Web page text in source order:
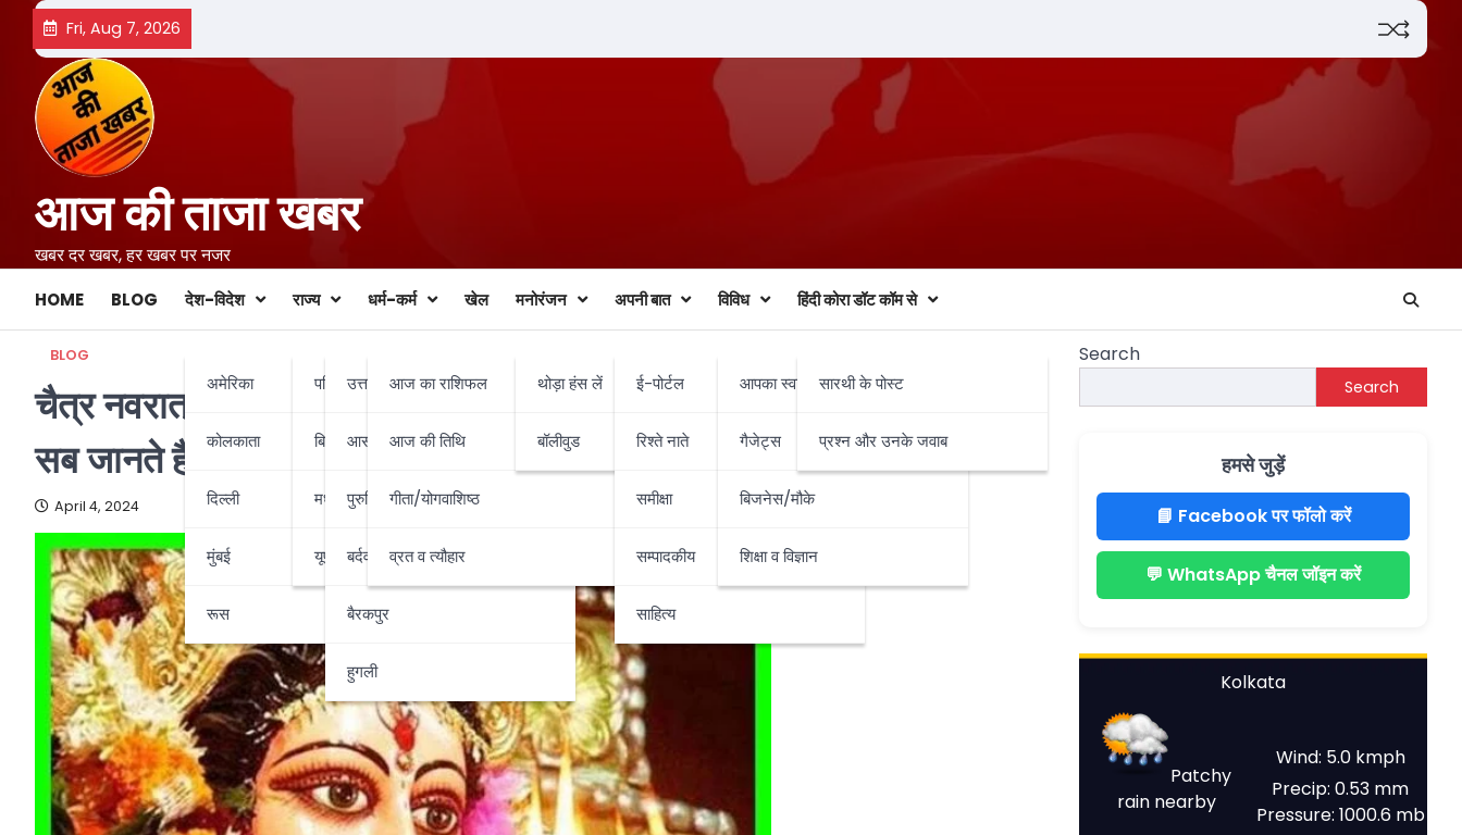
Skip
content
Fri, Aug 7, 2026
आज की ताजा खबर
खबर दर खबर, हर खबर पर नजर
HOME BLOG देश-विदेश
अमेरिका
कोलकाता
दिल्ली
मुंबई
रूस
राज्य
पश्चिम बंगालउत्तर बंगाल
आसनसोल
पुरुलिया
बर्दवान
बैरकपुर
हुगली
बिहार-झारखण्ड
मध्यप्रदेश-छत्तीसगढ़
यूपी-उत्तराखण्ड
धर्म-कर्म
आज का राशिफल
आज की तिथि
गीता/योगवाशिष्ठ
व्रत व त्यौहार
खेल मनोरंजन
थोड़ा हंस लें
बॉलीवुड
अपनी बात
ई-पोर्टल
रिश्ते नाते
समीक्षा
सम्पादकीय
साहित्य
विविध
आपका स्वास्थ्य व चिकित्सा
गैजेट्स
बिजनेस/मौके
शिक्षा व विज्ञान
हिंदी कोरा डॉट कॉम से
सारथी के पोस्ट
प्रश्न और उनके जवाब
BLOG
चैत्र नवरात्र की तैयारी कर ली आपने? कब से है, घटस्थापना मुहूर्त कब है, आइए
सब जानते हैं…
April 4, 2024
Search
Search
हमसे जुड़ें
📘 Facebook पर फॉलो करें
💬 WhatsApp चैनल जॉइन करें
Kolkata
Patchy
rain nearby
Wind: 5.0 kmph
Precip: 0.53 mm
Pressure: 1000.6 mb